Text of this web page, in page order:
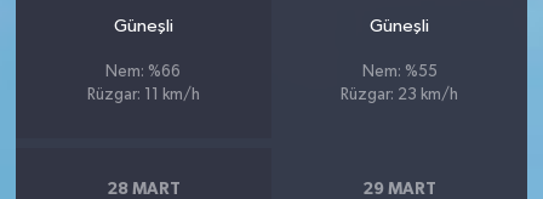
Güneşli
Nem: %66
Rüzgar: 11 km/h
Güneşli
Nem: %55
Rüzgar: 23 km/h
28 MART 29 MART